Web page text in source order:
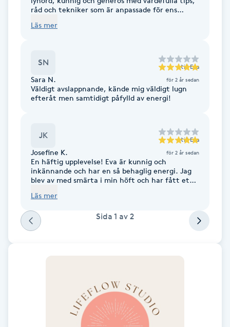
Fotsvamp
Fransborttagning
Fransförlängning
Fransförlängning Megavolym
Fransförlängning Volym
Fransk manikyr
råd och tekniker som är anpassade för ens
helt och fullt och vet att hon kommer att göra
Läs mer
SN till Eva
Sara N. för 2 år sedan
Väldigt avslappnande, kände mig väldigt lugn
efteråt men samtidigt påfylld av energi!
JK till Eva
Josefine K. för 2 år sedan
En häftig upplevelse! Eva är kunnig och
inkännande och har en så behaglig energi. Jag
blev av med smärta i min höft och har fått ett
Rekommenderas varmt!
Läs mer
Sida 1 av 2